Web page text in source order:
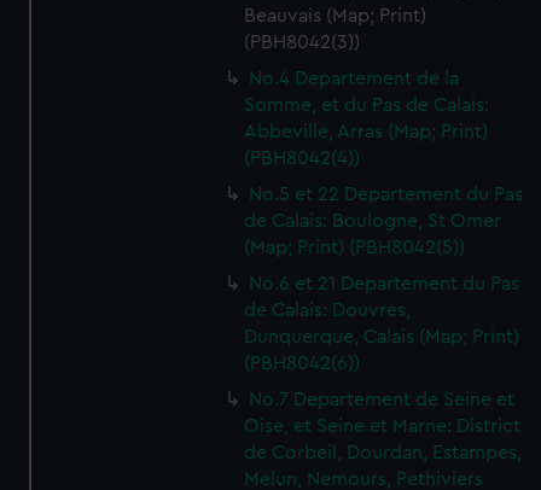
Beauvais (Map; Print)
(PBH8042(3))
No.4 Departement de la
Somme, et du Pas de Calais:
Abbeville, Arras (Map; Print)
(PBH8042(4))
No.5 et 22 Departement du Pas
de Calais: Boulogne, St Omer
(Map; Print) (PBH8042(5))
No.6 et 21 Departement du Pas
de Calais: Douvres,
Dunquerque, Calais (Map; Print)
(PBH8042(6))
No.7 Departement de Seine et
Oise, et Seine et Marne: District
de Corbeil, Dourdan, Estampes,
Melun, Nemours, Pethiviers